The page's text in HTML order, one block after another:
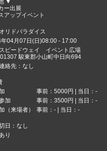
ー出展
アップイベント
リドパラダイス
04月07日(日)08:00 - 17:00
ピードウェイ イベント広場
駿東郡小山町中日向694
絡先：なし
事前：5000円 | 当日：-
加
事前：3500円 | 当日：-
（来場者）
事前：- | 当日：-
日：なし
り